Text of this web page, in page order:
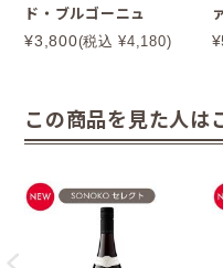
ド・ブルゴーニュ
¥3,800(税込 ¥4,180)
この商品を見た人は